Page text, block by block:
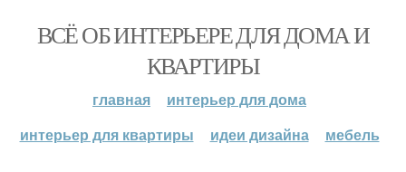
ВСЁ ОБ ИНТЕРЬЕРЕ ДЛЯ ДОМА И
КВАРТИРЫ
главная
интерьер для дома
интерьер для квартиры
идеи дизайна мебель